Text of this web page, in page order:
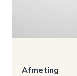
Afmeting